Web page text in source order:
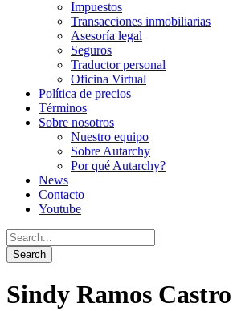
Impuestos
Transacciones inmobiliarias
Asesoría legal
Seguros
Traductor personal
Oficina Virtual
Política de precios
Términos
Sobre nosotros
Nuestro equipo
Sobre Autarchy
Por qué Autarchy?
News
Contacto
Youtube
Sindy Ramos Castro